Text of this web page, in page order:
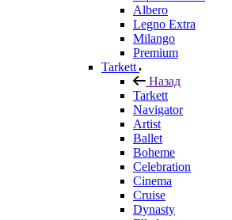
Albero
Legno Extra
Milango
Premium
Tarkett
Назад
Tarkett
Navigator
Artist
Ballet
Boheme
Celebration
Cinema
Cruise
Dynasty